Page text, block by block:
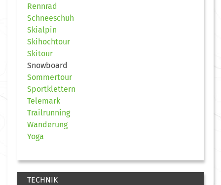
Rennrad
Schneeschuh
Skialpin
Skihochtour
Skitour
Snowboard
Sommertour
Sportklettern
Telemark
Trailrunning
Wanderung
Yoga
TECHNIK